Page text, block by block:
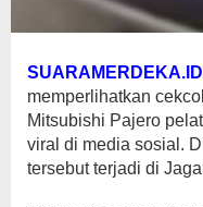
SUARAMERDEKA.ID
memperlihatkan
Mitsubishi Pajero
viral di media sosial.
tersebut terjadi di